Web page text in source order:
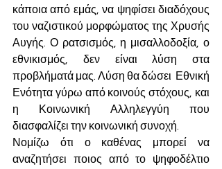
κάποια από εμάς, να ψηφίσει διαδόχους
του ναζιστικού μορφώματος της Χρυσής
Αυγής. Ο ρατσισμός, η μισαλλοδοξία, ο
εθνικισμός, δεν είναι λύση στα
προβλήματά μας. Λύση θα δώσει  Εθνική
Ενότητα γύρω από κοινούς στόχους, και
η Κοινωνική Αλληλεγγύη που
διασφαλίζει την κοινωνική συνοχή.
Νομίζω ότι ο καθένας μπορεί να
αναζητήσει ποιος από το ψηφοδέλτιο